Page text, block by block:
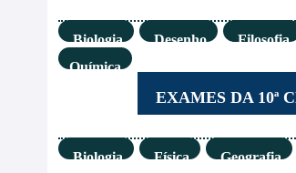
Biologia Desenho Filosofia
Química
EXAMES DA 10ª
Biologia Física Geografia